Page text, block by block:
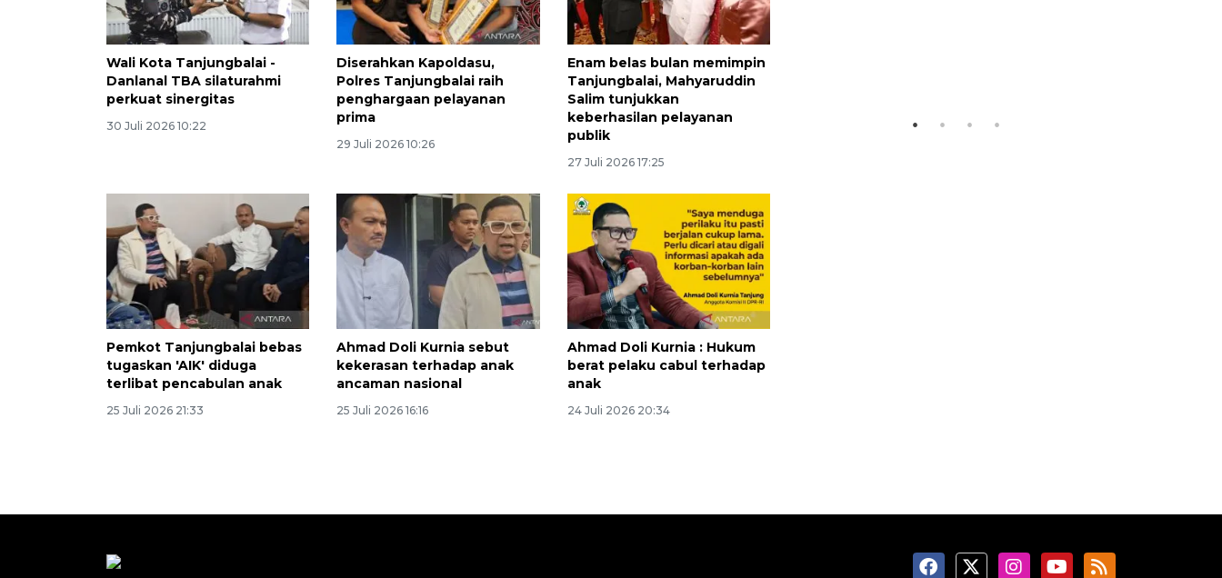
Wali Kota Tanjungbalai -
Danlanal TBA silaturahmi
perkuat sinergitas
30 Juli 2026 10:22
Diserahkan Kapoldasu,
Polres Tanjungbalai raih
penghargaan pelayanan
prima
29 Juli 2026 10:26
Enam belas bulan memimpin
Tanjungbalai, Mahyaruddin
Salim tunjukkan
keberhasilan pelayanan
publik
27 Juli 2026 17:25
Pemkot Tanjungbalai bebas
tugaskan 'AIK' diduga
terlibat pencabulan anak
25 Juli 2026 21:33
Ahmad Doli Kurnia sebut
kekerasan terhadap anak
ancaman nasional
25 Juli 2026 16:16
Ahmad Doli Kurnia : Hukum
berat pelaku cabul terhadap
anak
24 Juli 2026 20:34
Ekonomi triwulan II-2026
tumbuh 5,29 persen
2026-08-06 18:45:00